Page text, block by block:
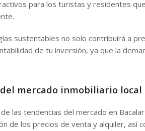
para los turistas y residentes
sustentables no solo contribuirá a
de tu inversión, ya que la
mercado inmobiliario local
las tendencias del mercado en
de los precios de venta y alquiler, así